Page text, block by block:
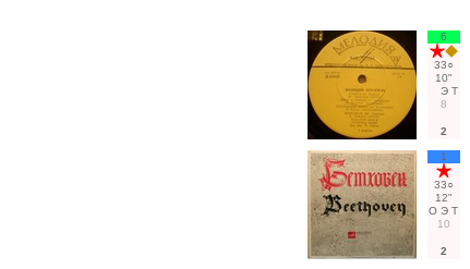
6
33○
10"
Э Т
8
2
1
33○
12"
О Э Т
10
2